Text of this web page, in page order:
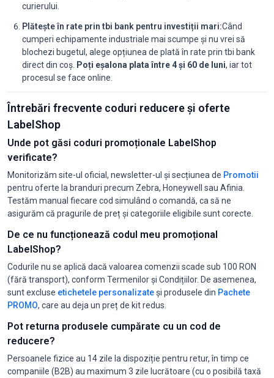
curierului.
Plătește în rate prin tbi bank pentru investiții mari:Când
cumperi echipamente industriale mai scumpe și nu vrei să
blochezi bugetul, alege opțiunea de plată în rate prin tbi bank
direct din coș. Poți eșalona plata între 4 și 60 de luni, iar tot
procesul se face online.
Întrebări frecvente coduri reducere și oferte
LabelShop
Unde pot găsi coduri promoționale LabelShop
verificate?
Monitorizăm site-ul oficial, newsletter-ul și secțiunea de Promotii
pentru oferte la branduri precum Zebra, Honeywell sau Afinia.
Testăm manual fiecare cod simulând o comandă, ca să ne
asigurăm că pragurile de preț și categoriile eligibile sunt corecte.
De ce nu funcționează codul meu promoțional
LabelShop?
Codurile nu se aplică dacă valoarea comenzii scade sub 100 RON
(fără transport), conform Termenilor și Condițiilor. De asemenea,
sunt excluse etichetele personalizateși produsele din Pachete
PROMO, care au deja un preț de kit redus.
Pot returna produsele cumpărate cu un cod de
reducere?
Persoanele fizice au 14 zile la dispoziție pentru retur, în timp ce
companiile (B2B) au maximum 3 zile lucrătoare (cu o posibilă taxă